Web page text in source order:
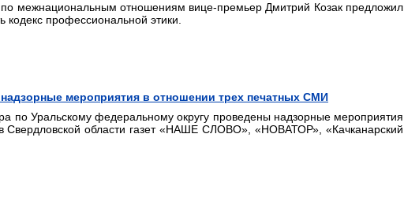
по межнациональным отношениям вице-премьер Дмитрий Козак предложил
профессиональной этики.
мероприятия в отношении трех печатных СМИ
по Уральскому федеральному округу проведены надзорные мероприятия
области газет «НАШЕ СЛОВО», «НОВАТОР», «Качканарский